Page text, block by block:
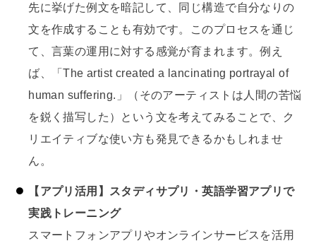
先に挙げた例文を暗記して、同じ構造で自分なりの
文を作成することも有効です。このプロセスを通じ
て、言葉の運用に対する感覚が育まれます。例え
ば、「The artist created a lancinating portrayal of
human suffering.」（そのアーティストは人間の苦悩
を鋭く描写した）という文を考えてみることで、ク
リエイティブな使い方も発見できるかもしれませ
ん。
【アプリ活用】スタディサプリ・英語学習アプリで
実践トレーニング
スマートフォンアプリやオンラインサービスを活用